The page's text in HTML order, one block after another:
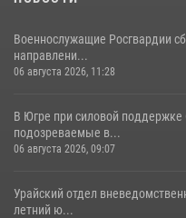
Военнослужащие Росгвардии
направлени...
06 августа 2026, 11:28
В Югре при силовой
подозреваемые в...
06 августа 2026, 09:07
Урайский отдел
летний ю...